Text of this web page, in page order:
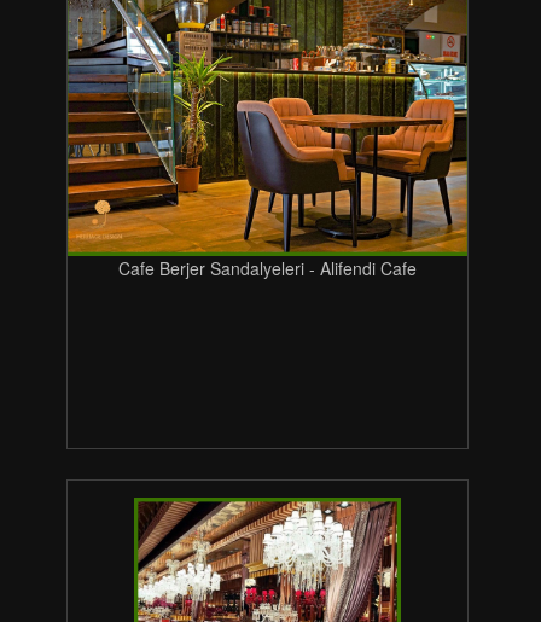
Cafe Berjer Sandalyeleri - Alifendi Cafe